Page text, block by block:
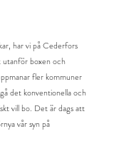
har vi på Cederfors
boxen och
fler kommuner
det konventionella och
vill bo. Det är dags att
vår syn på